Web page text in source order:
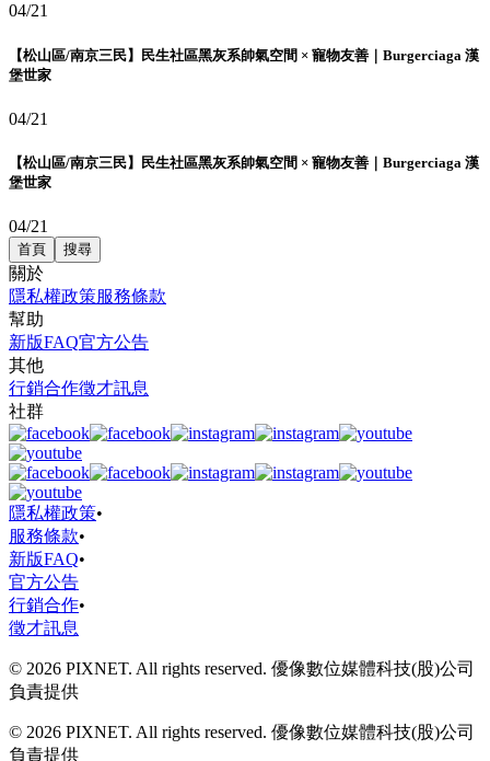
04/21
【松山區/南京三民】民生社區黑灰系帥氣空間 × 寵物友善｜Burgerciaga 漢
堡世家
04/21
【松山區/南京三民】民生社區黑灰系帥氣空間 × 寵物友善｜Burgerciaga 漢
堡世家
04/21
首頁 搜尋
關於
隱私權政策服務條款
幫助
新版FAQ官方公告
其他
行銷合作徵才訊息
社群
隱私權政策•
服務條款•
新版FAQ•
官方公告
行銷合作•
徵才訊息
© 2026 PIXNET. All rights reserved. 優像數位媒體科技(股)公司
負責提供
© 2026 PIXNET. All rights reserved. 優像數位媒體科技(股)公司
負責提供